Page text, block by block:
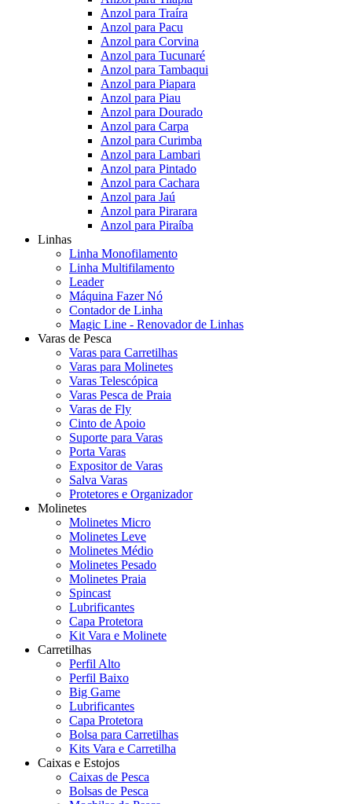
Anzol para Traíra
Anzol para Pacu
Anzol para Corvina
Anzol para Tucunaré
Anzol para Tambaqui
Anzol para Piapara
Anzol para Piau
Anzol para Dourado
Anzol para Carpa
Anzol para Curimba
Anzol para Lambari
Anzol para Pintado
Anzol para Cachara
Anzol para Jaú
Anzol para Pirarara
Anzol para Piraíba
Linhas
Linha Monofilamento
Linha Multifilamento
Leader
Máquina Fazer Nó
Contador de Linha
Magic Line - Renovador de Linhas
Varas de Pesca
Varas para Carretilhas
Varas para Molinetes
Varas Telescópica
Varas Pesca de Praia
Varas de Fly
Cinto de Apoio
Suporte para Varas
Porta Varas
Expositor de Varas
Salva Varas
Protetores e Organizador
Molinetes
Molinetes Micro
Molinetes Leve
Molinetes Médio
Molinetes Pesado
Molinetes Praia
Spincast
Lubrificantes
Capa Protetora
Kit Vara e Molinete
Carretilhas
Perfil Alto
Perfil Baixo
Big Game
Lubrificantes
Capa Protetora
Bolsa para Carretilhas
Kits Vara e Carretilha
Caixas e Estojos
Caixas de Pesca
Bolsas de Pesca